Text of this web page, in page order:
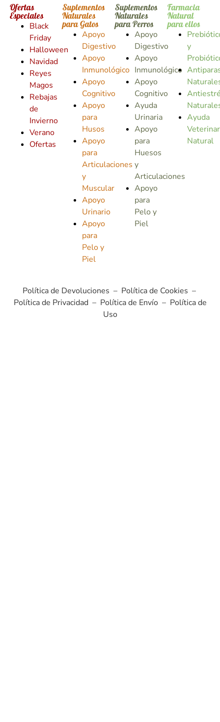
Ofertas
Especiales
Black
Friday
Halloween
Navidad
Reyes
Magos
Rebajas
de
Invierno
Verano
Ofertas
Suplementos
Naturales
para Gatos
Apoyo
Digestivo
Apoyo
Inmunológico
Apoyo
Cognitivo
Apoyo
para
Husos
Apoyo
para
Articulaciones
y
Muscular
Apoyo
Urinario
Apoyo
para
Pelo y
Piel
Suplementos
Naturales
para Perros
Apoyo
Digestivo
Apoyo
Inmunológico
Apoyo
Cognitivo
Ayuda
Urinaria
Apoyo
para
Huesos
y
Articulaciones
Apoyo
para
Pelo y
Piel
Farmacia
Natural
para ellos
y
Ayuda
Natural
Política de Devoluciones – Política de Cookies –
Política de Privacidad– Política de Envío – Política de
Uso